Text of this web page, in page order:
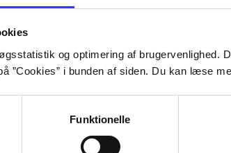
og optimering af
”Cookies” i bunden af siden. Du kan læse
Funktionelle